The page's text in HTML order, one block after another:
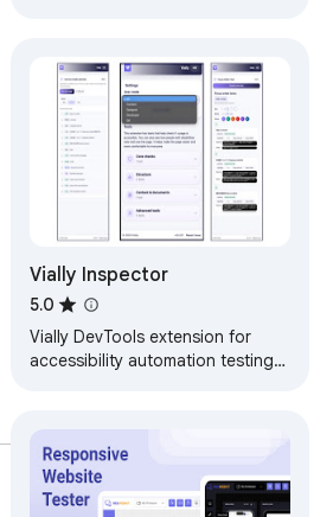
Vially Inspector
5.0
Vially DevTools extension for
accessibility automation testing